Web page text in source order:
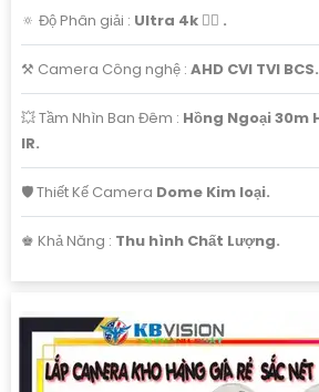
🔅 Độ Phân giải : Ultra 4k 👍🏾 .
⚒ Camera Công nghệ : AHD CVI TVI BCS.
💥 Tầm Nhìn Ban Đêm : Hồng Ngoại 30m
IR.
🛡 Thiết Kế Camera Dome Kim loại.
️♚ Khả Năng : Thu hình Chất Lượng.